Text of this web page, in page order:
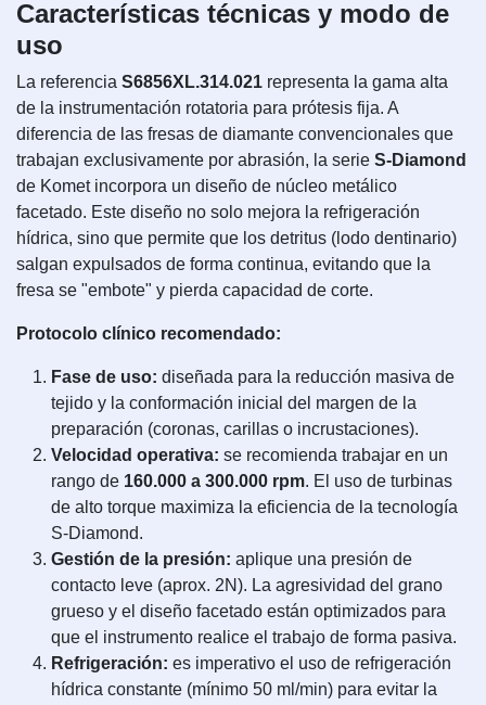
Características técnicas y modo de
uso
La referencia S6856XL.314.021 representa la gama alta
de la instrumentación rotatoria para prótesis fija. A
diferencia de las fresas de diamante convencionales que
trabajan exclusivamente por abrasión, la serie S-Diamond
de Komet incorpora un diseño de núcleo metálico
facetado. Este diseño no solo mejora la refrigeración
hídrica, sino que permite que los detritus (lodo dentinario)
salgan expulsados de forma continua, evitando que la
fresa se "embote" y pierda capacidad de corte.
Protocolo clínico recomendado:
Fase de uso: diseñada para la reducción masiva de
tejido y la conformación inicial del margen de la
preparación (coronas, carillas o incrustaciones).
Velocidad operativa: se recomienda trabajar en un
rango de 160.000 a 300.000 rpm. El uso de turbinas
de alto torque maximiza la eficiencia de la tecnología
S-Diamond.
Gestión de la presión: aplique una presión de
contacto leve (aprox. 2N). La agresividad del grano
grueso y el diseño facetado están optimizados para
que el instrumento realice el trabajo de forma pasiva.
Refrigeración: es imperativo el uso de refrigeración
hídrica constante (mínimo 50 ml/min) para evitar la